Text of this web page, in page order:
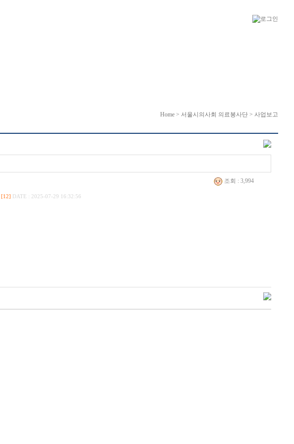
Home > 서울시의사회 의료봉사단 > 사업보고
조회 : 3,994
[12] DATE : 2025-07-29 16:32:56